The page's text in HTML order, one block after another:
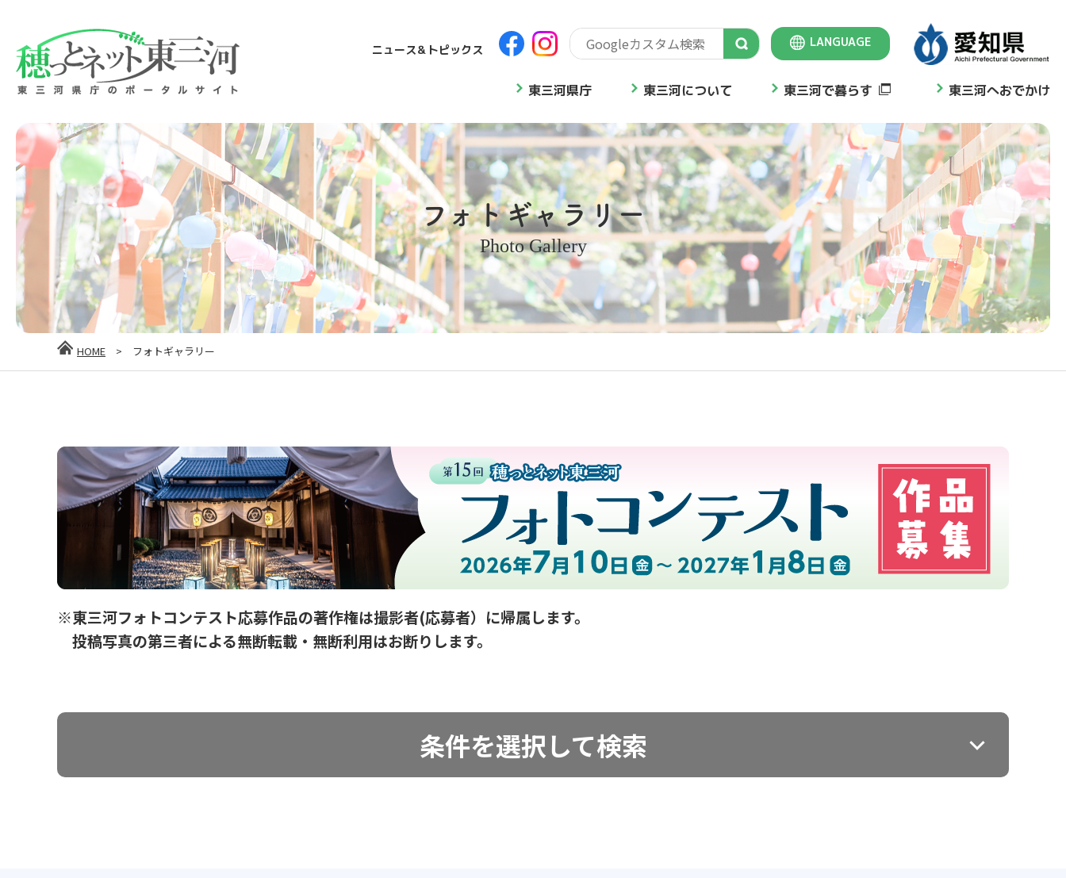
ニュース＆トピックス
LANGUAGE
Select Language
東三河県庁 東三河について 東三河で暮らす 東三河へおでかけ
フォトギャラリー
Photo Gallery
HOME > フォトギャラリー
※東三河フォトコンテスト応募作品の著作権は撮影者(応募者）に帰属します。
投稿写真の第三者による無断転載・無断利用はお断りします。
条件を選択して検索